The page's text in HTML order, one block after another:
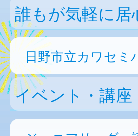
誰もが気軽に
日野市立カワセミ
イベント・講座